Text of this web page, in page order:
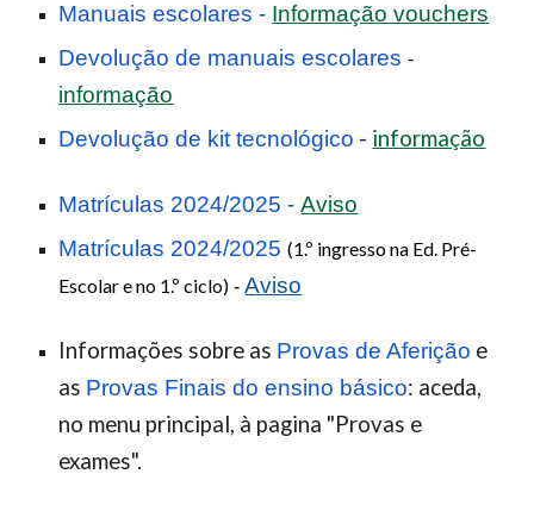
Manuais escolares - Informação vouchers
Devolução de manuais escolares-
informação
Devolução de kit tecnológico - informação
Matrículas 2024/2025 -Aviso
Matrículas 2024/2025(1.º ingresso na Ed. Pré-
Escolar e no 1.º ciclo) -Aviso
Informações sobre as Provas de Aferição e
as Provas Finais do ensino básico: aceda,
no menu principal, à pagina "Provas e
exames".